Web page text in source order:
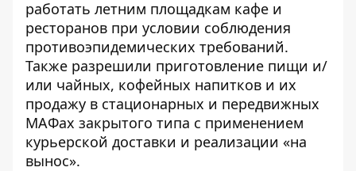
работать летним площадкам кафе и
ресторанов при условии соблюдения
противоэпидемических требований.
Также разрешили приготовление пищи и/
или чайных, кофейных напитков и их
продажу в стационарных и передвижных
МАФах закрытого типа с применением
курьерской доставки и реализации «на
вынос».